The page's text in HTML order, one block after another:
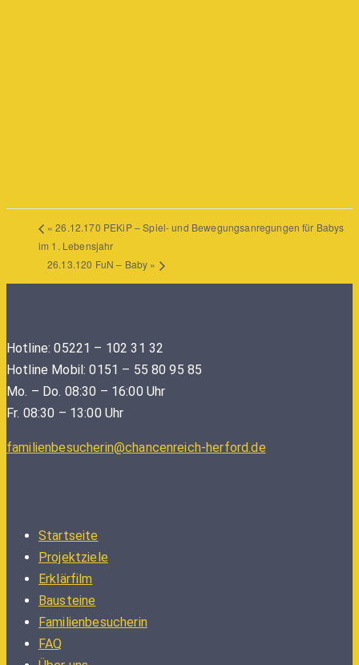
« 26.12.170 PEKiP – Spiel- und Bewegungsanregungen für Babys
im 1. Lebensjahr
26.13.120 FuN – Baby »
Hotline: 05221 – 102 31 32
Hotline Mobil: 0151 – 55 80 95 85
Mo. – Do. 08:30 – 16:00 Uhr
Fr. 08:30 – 13:00 Uhr
familienbesucherin@chancenreich-herford.de
Startseite
Projektziele
Erklärfilm
Bausteine
Familienbesucherin
FAQ